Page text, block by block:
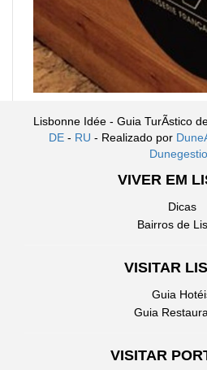
Lisbonne Idée - Guia TurÃ­stico
DE - RU - Realizado por
VIVER EM
Dicas
Bairros de
VISITAR
Guia
Guia
VISITAR